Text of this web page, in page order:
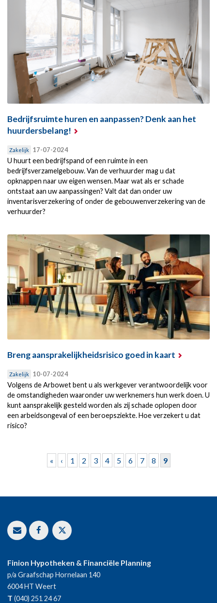
Bedrijfsruimte huren en aanpassen? Denk aan het
huurdersbelang!
Zakelijk 17-07-2024
U huurt een bedrijfspand of een ruimte in een
bedrijfsverzamelgebouw. Van de verhuurder mag u dat
opknappen naar uw eigen wensen. Maar wat als er schade
ontstaat aan uw aanpassingen? Valt dat dan onder uw
inventarisverzekering of onder de gebouwenverzekering van de
verhuurder?
Breng aansprakelijkheidsrisico goed in kaart
Zakelijk 10-07-2024
Volgens de Arbowet bent u als werkgever verantwoordelijk voor
de omstandigheden waaronder uw werknemers hun werk doen. U
kunt aansprakelijk gesteld worden als zij schade oplopen door
een arbeidsongeval of een beroepsziekte. Hoe verzekert u dat
risico?
« ‹ 1 2 3 4 5 6 7 8 9
Finion Hypotheken & Financiële Planning
p/a Graafschap Hornelaan 140
6004 HT Weert
T (040) 251 24 67